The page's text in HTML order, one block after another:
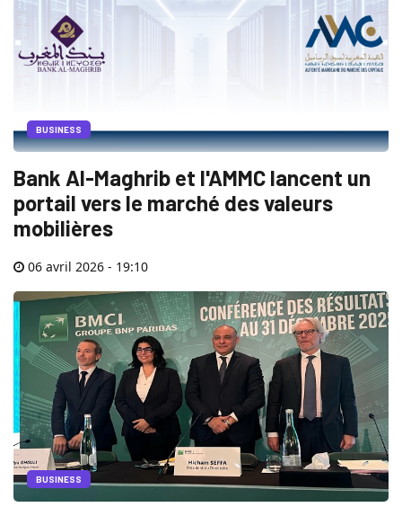
BUSINESS
Bank Al-Maghrib et l'AMMC lancent un
portail vers le marché des valeurs
mobilières
06 avril 2026 - 19:10
BUSINESS